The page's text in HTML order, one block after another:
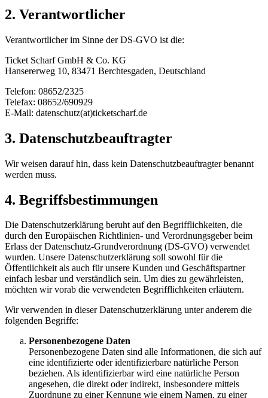
2. Verantwortlicher
Verantwortlicher im Sinne der DS-GVO ist die:
Ticket Scharf GmbH & Co. KG
Hansererweg 10, 83471 Berchtesgaden, Deutschland
Telefon: 08652/2325
Telefax: 08652/690929
E-Mail: datenschutz(at)ticketscharf.de
3. Datenschutzbeauftragter
Wir weisen darauf hin, dass kein Datenschutzbeauftragter benannt
werden muss.
4. Begriffsbestimmungen
Die Datenschutzerklärung beruht auf den Begrifflichkeiten, die
durch den Europäischen Richtlinien- und Verordnungsgeber beim
Erlass der Datenschutz-Grundverordnung (DS-GVO) verwendet
wurden. Unsere Datenschutzerklärung soll sowohl für die
Öffentlichkeit als auch für unsere Kunden und Geschäftspartner
einfach lesbar und verständlich sein. Um dies zu gewährleisten,
möchten wir vorab die verwendeten Begrifflichkeiten erläutern.
Wir verwenden in dieser Datenschutzerklärung unter anderem die
folgenden Begriffe:
Personenbezogene Daten
Personenbezogene Daten sind alle Informationen, die sich auf
eine identifizierte oder identifizierbare natürliche Person
beziehen. Als identifizierbar wird eine natürliche Person
angesehen, die direkt oder indirekt, insbesondere mittels
Zuordnung zu einer Kennung wie einem Namen, zu einer